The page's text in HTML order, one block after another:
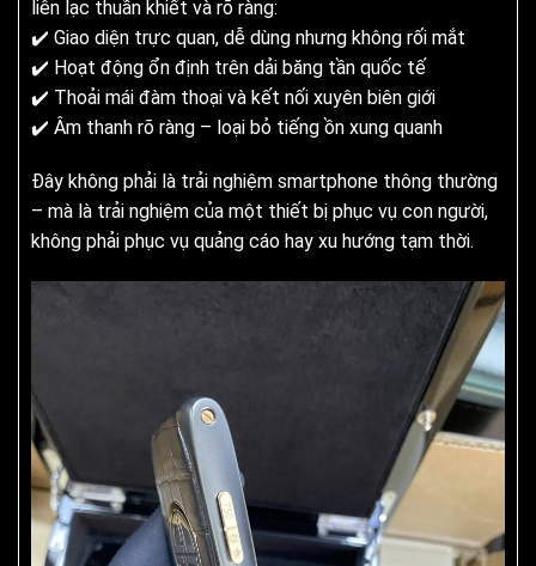
liên lạc thuần khiết và rõ ràng:
✔️ Giao diện trực quan, dễ dùng nhưng không rối mắt
✔️ Hoạt động ổn định trên dải băng tần quốc tế
✔️ Thoải mái đàm thoại và kết nối xuyên biên giới
✔️ Âm thanh rõ ràng – loại bỏ tiếng ồn xung quanh
Đây không phải là trải nghiệm smartphone thông thường
– mà là trải nghiệm của một thiết bị phục vụ con người,
không phải phục vụ quảng cáo hay xu hướng tạm thời.